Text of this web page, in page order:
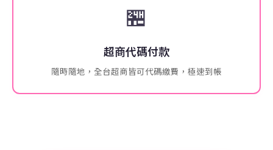
🏪
超商代碼付款
隨時隨地，全台超商皆可代碼繳費，極速到帳